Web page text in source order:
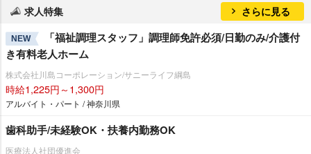
求人特集 さらに見る
NEW
「福祉調理スタッフ」調理師免許必須/日勤のみ/介護付
き有料老人ホーム
株式会社川島コーポレーション/サニーライフ綱島
時給1,225円～1,300円
アルバイト・パート / 神奈川県
歯科助手/未経験OK・扶養内勤務OK
医療法人社団優進会